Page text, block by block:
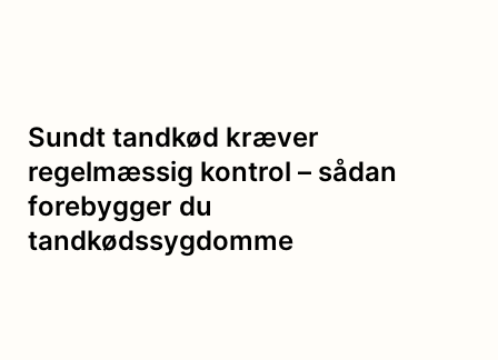
Sundt tandkød kræver
regelmæssig kontrol – sådan
forebygger du
tandkødssygdomme